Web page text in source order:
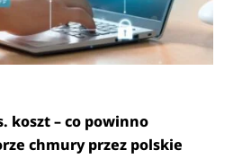
koszt – co powinno
chmury przez polskie